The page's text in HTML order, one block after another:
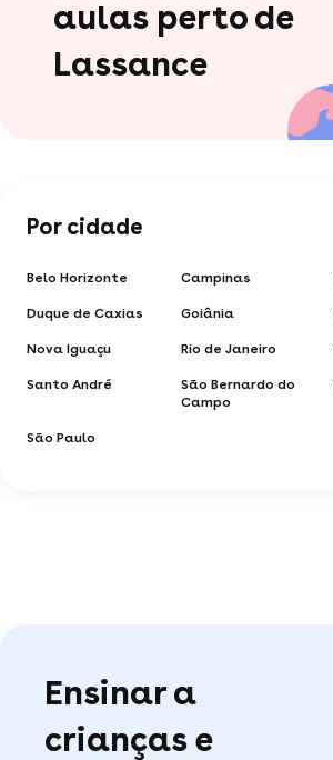
aulas perto de
Lassance
Por cidade
Belo Horizonte Campinas
Duque de Caxias Goiânia
Nova Iguaçu Rio de Janeiro
Santo André
São Bernardo do
Campo
São Paulo
Ensinar a
crianças e